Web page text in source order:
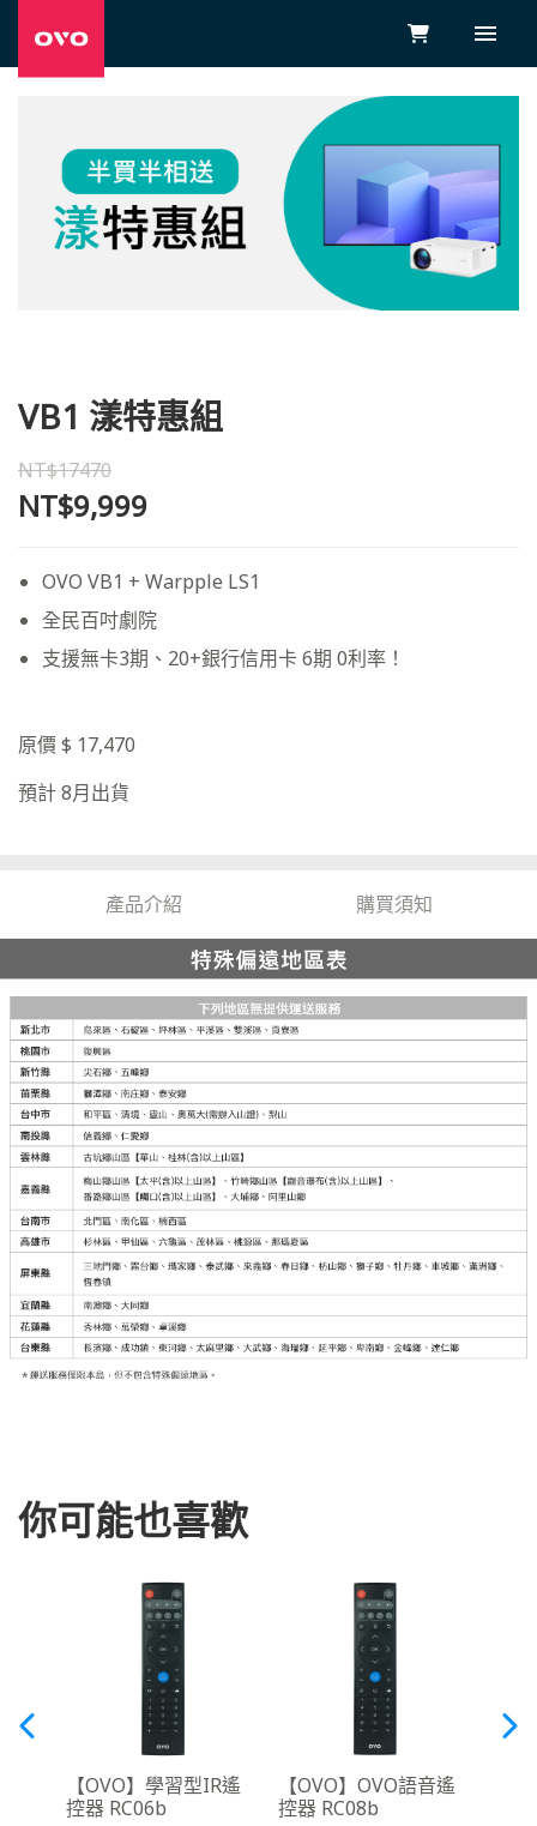
VB1 漾特惠組
NT$17470
NT$9,999
OVO VB1 + Warpple LS1
全民百吋劇院
支援無卡3期、20+銀行信用卡 6期 0利率！
原價 $ 17,470
預計 8月出貨
產品介紹 購買須知
你可能也喜歡
【OVO】學習型IR遙
控器 RC06b
【OVO】OVO語音遙
控器 RC08b